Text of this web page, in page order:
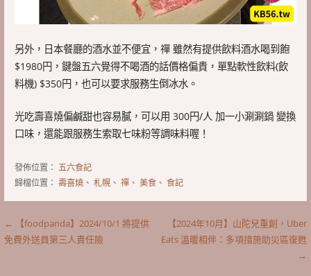
另外，日本餐廳的酒水並不便宜，禪 雖然有提供飲料酒水喝到飽
$1980円，鍵盤五六覺得不喝酒的話價格偏貴，單點軟性飲料(飲
料機) $350円，也可以要求服務生倒冰水。
光吃壽喜燒偏鹹甜也容易膩，可以用 300円/人 加一小涮涮鍋 變換
口味，還能跟服務生索取七味粉等調味料喔！
發佈位置： 五六食記
歸檔位置： 壽喜燒、 札幌、 禪、 美食、 食記
文
章
← 【foodpanda】2024/10/1 將提供
免費外送員第三人責任險
【2024年10月】山陀兒重創，Uber
Eats 溫暖相伴：多項措施助災區復甦
→